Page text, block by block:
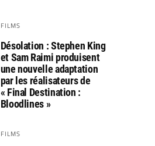
FILMS
Désolation : Stephen King
et Sam Raimi produisent
une nouvelle adaptation
par les réalisateurs de
« Final Destination :
Bloodlines »
FILMS